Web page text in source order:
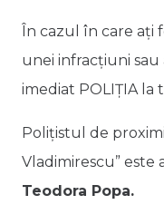
În cazul în care aţi
unei infracţiuni
imediat POLIŢIA la
Poliţistul de
Vladimirescu”
Teodora Popa.